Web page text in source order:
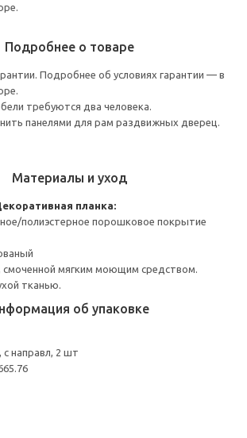
Подробнее о товаре
Подробнее об условиях гарантии — в
требуются два человека.
панелями для рам раздвижных дверец.
Материалы и уход
планка:
полиэстерное порошковое покрытие
мягким моющим средством.
тканью.
об упаковке
направл, 2 шт